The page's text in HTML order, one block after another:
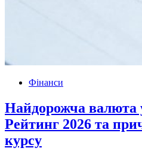
Фінанси
Найдорожча валюта
Рейтинг 2026 та
курсу